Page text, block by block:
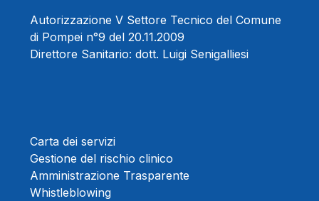
Autorizzazione V Settore Tecnico del Comune
di Pompei n°9 del 20.11.2009
Direttore Sanitario: dott. Luigi Senigalliesi
Carta dei servizi
Gestione del rischio clinico
Amministrazione Trasparente
Whistleblowing